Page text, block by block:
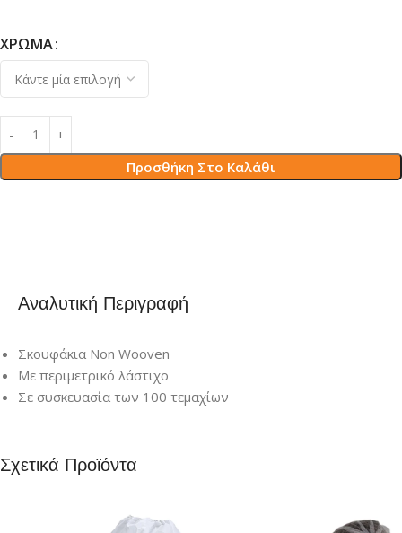
ΧΡΏΜΑ
Προσθήκη Στο Καλάθι
Αναλυτική Περιγραφή
Σκουφάκια Non Wooven
Με περιμετρικό λάστιχο
Σε συσκευασία των 100 τεμαχίων
Σχετικά Προϊόντα